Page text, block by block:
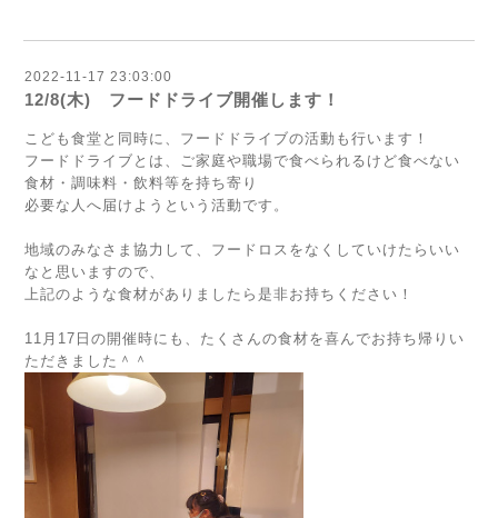
2022-11-17 23:03:00
12/8(木) フードドライブ開催します！
こども食堂と同時に、フードドライブの活動も行います！
フードドライブとは、ご家庭や職場で食べられるけど食べない
食材・調味料・飲料等を持ち寄り
必要な人へ届けようという活動です。
地域のみなさま協力して、フードロスをなくしていけたらいい
なと思いますので、
上記のような食材がありましたら是非お持ちください！
11月17日の開催時にも、たくさんの食材を喜んでお持ち帰りい
ただきました＾＾